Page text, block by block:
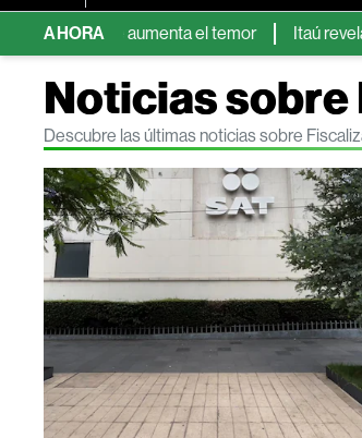
AHORA
que aumenta el temor Itaú revela sus
Noticias sobre
Descubre las últimas noticias sobre